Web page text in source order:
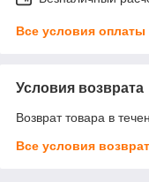
Все условия оплаты
Условия возврата
Возврат товара в
Все условия